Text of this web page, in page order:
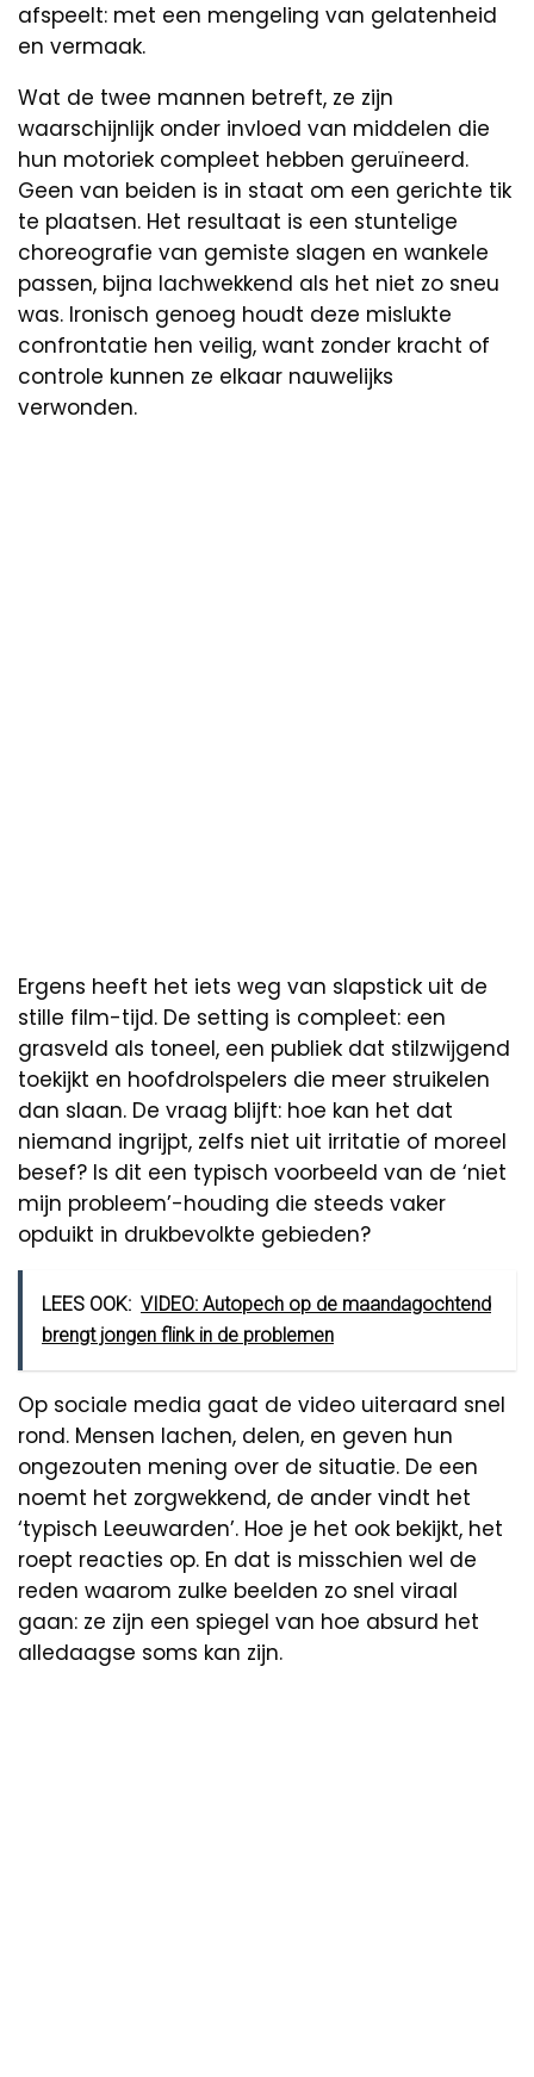
afspeelt: met een mengeling van gelatenheid
en vermaak.
Wat de twee mannen betreft, ze zijn
waarschijnlijk onder invloed van middelen die
hun motoriek compleet hebben geruïneerd.
Geen van beiden is in staat om een gerichte tik
te plaatsen. Het resultaat is een stuntelige
choreografie van gemiste slagen en wankele
passen, bijna lachwekkend als het niet zo sneu
was. Ironisch genoeg houdt deze mislukte
confrontatie hen veilig, want zonder kracht of
controle kunnen ze elkaar nauwelijks
verwonden.
Ergens heeft het iets weg van slapstick uit de
stille film-tijd. De setting is compleet: een
grasveld als toneel, een publiek dat stilzwijgend
toekijkt en hoofdrolspelers die meer struikelen
dan slaan. De vraag blijft: hoe kan het dat
niemand ingrijpt, zelfs niet uit irritatie of moreel
besef? Is dit een typisch voorbeeld van de ‘niet
mijn probleem’-houding die steeds vaker
opduikt in drukbevolkte gebieden?
LEES OOK: VIDEO: Autopech op de maandagochtend
brengt jongen flink in de problemen
Op sociale media gaat de video uiteraard snel
rond. Mensen lachen, delen, en geven hun
ongezouten mening over de situatie. De een
noemt het zorgwekkend, de ander vindt het
‘typisch Leeuwarden’. Hoe je het ook bekijkt, het
roept reacties op. En dat is misschien wel de
reden waarom zulke beelden zo snel viraal
gaan: ze zijn een spiegel van hoe absurd het
alledaagse soms kan zijn.